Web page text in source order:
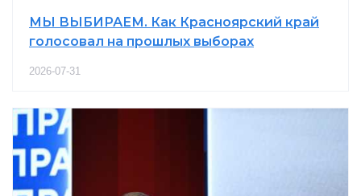
МЫ ВЫБИРАЕМ. Как Красноярский край
голосовал на прошлых выборах
2026-07-31